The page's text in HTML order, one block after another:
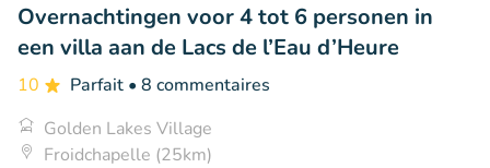
Overnachtingen voor 4 tot 6 personen in
een villa aan de Lacs de l’Eau d’Heure
10 Parfait • 8 commentaires
Golden Lakes Village
Froidchapelle (25km)